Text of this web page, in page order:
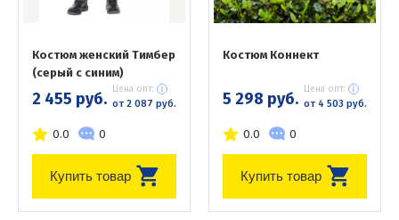
Костюм женский Тимбер
(серый с синим)
2 455 руб. Цена опт:
от 2 087 руб.
0.0 0
Купить товар
Костюм Коннект
5 298 руб. Цена опт:
от 4 503 руб.
0.0 0
Купить товар